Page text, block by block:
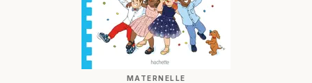
MATERNELLE